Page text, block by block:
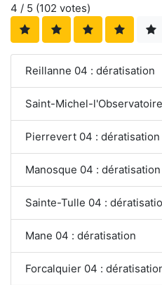
4 / 5 (102 votes)
Reillanne 04 : dératisation
Saint-Michel-
Pierrevert 04 : dératisation
Manosque 04 : dératisation
Sainte-Tulle 04 :
Mane 04 : dératisation
Forcalquier 04 :